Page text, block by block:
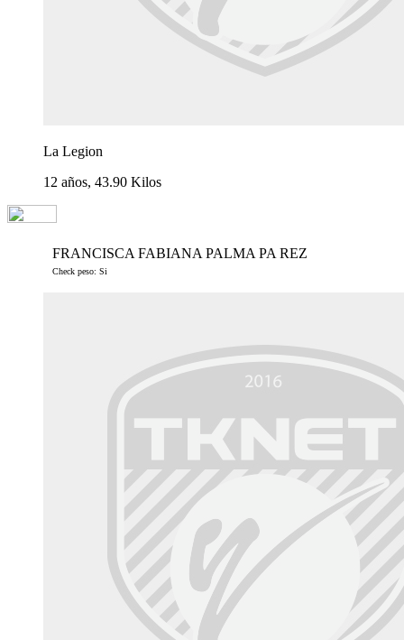
La Legion
12 años, 43.90 Kilos
FRANCISCA FABIANA PALMA PA REZ
Check peso: Si